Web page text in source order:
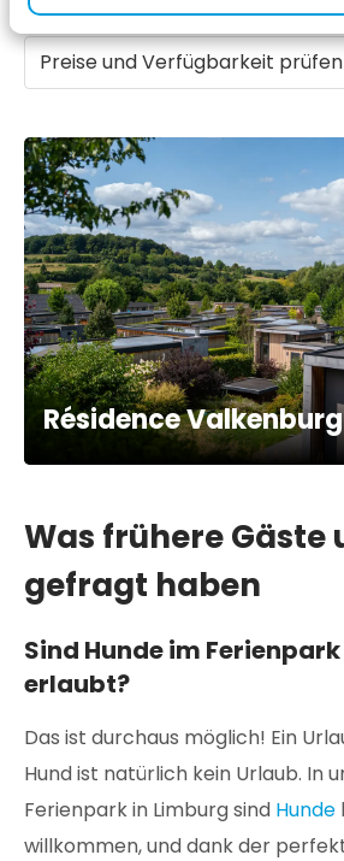
Preise und Verfügbarkeit prüfen
Résidence Valkenburg
Was frühere Gäste
gefragt haben
Sind Hunde im
erlaubt?
Das ist durchaus möglich! Ein
Hund ist natürlich kein Urlaub. In
Ferienpark in Limburg sind Hunde
willkommen, und dank der